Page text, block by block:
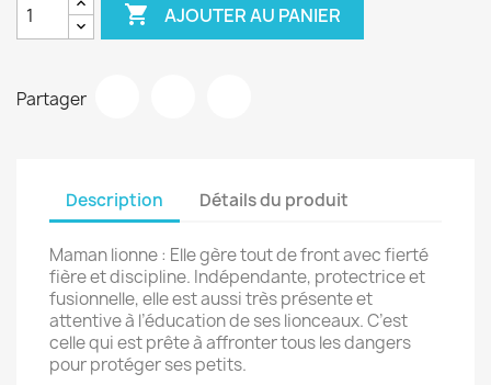
 AJOUTER AU PANIER
Partager
Description Détails du produit
Maman lionne : Elle gère tout de front avec fierté
fière et discipline. Indépendante, protectrice et
fusionnelle, elle est aussi très présente et
attentive à l’éducation de ses lionceaux. C’est
celle qui est prête à affronter tous les dangers
pour protéger ses petits.